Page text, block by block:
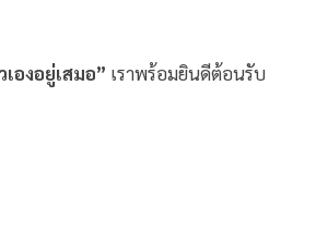
องอยู่เสมอ” เราพร้อมยินดีต้อนรับ